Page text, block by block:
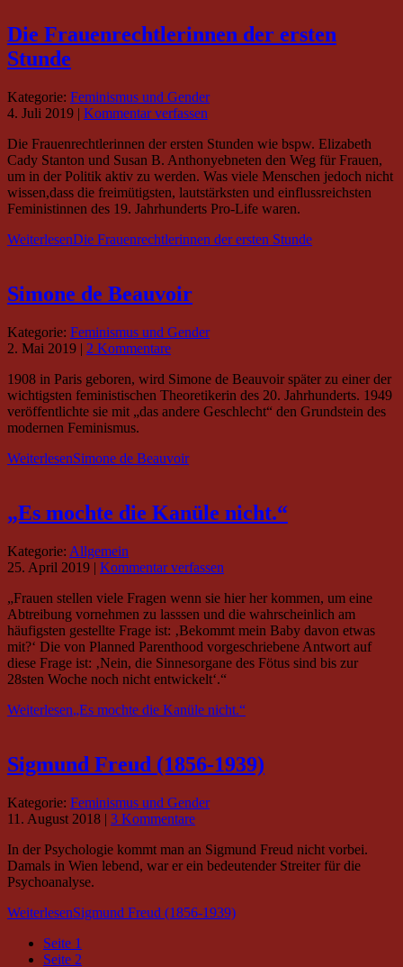
Die Frauenrechtlerinnen der ersten
Stunde
Kategorie: Feminismus und Gender
4. Juli 2019 | Kommentar verfassen
Die Frauenrechtlerinnen der ersten Stunden wie bspw. Elizabeth
Cady Stanton und Susan B. Anthonyebneten den Weg für Frauen,
um in der Politik aktiv zu werden. Was viele Menschen jedoch nicht
wissen,dass die freimütigsten, lautstärksten und einflussreichsten
Feministinnen des 19. Jahrhunderts Pro-Life waren.
WeiterlesenDie Frauenrechtlerinnen der ersten Stunde
Simone de Beauvoir
Kategorie: Feminismus und Gender
2. Mai 2019 | 2 Kommentare
1908 in Paris geboren, wird Simone de Beauvoir später zu einer der
wichtigsten feministischen Theoretikerin des 20. Jahrhunderts. 1949
veröffentlichte sie mit „das andere Geschlecht“ den Grundstein des
modernen Feminismus.
WeiterlesenSimone de Beauvoir
„Es mochte die Kanüle nicht.“
Kategorie: Allgemein
25. April 2019 | Kommentar verfassen
„Frauen stellen viele Fragen wenn sie hier her kommen, um eine
Abtreibung vornehmen zu lasssen und die wahrscheinlich am
häufigsten gestellte Frage ist: ‚Bekommt mein Baby davon etwas
mit?‘ Die von Planned Parenthood vorgeschriebene Antwort auf
diese Frage ist: ‚Nein, die Sinnesorgane des Fötus sind bis zur
28sten Woche noch nicht entwickelt‘.“
Weiterlesen„Es mochte die Kanüle nicht.“
Sigmund Freud (1856-1939)
Kategorie: Feminismus und Gender
11. August 2018 | 3 Kommentare
In der Psychologie kommt man an Sigmund Freud nicht vorbei.
Damals in Wien lebend, war er ein bedeutender Streiter für die
Psychoanalyse.
WeiterlesenSigmund Freud (1856-1939)
Seite 1
Seite 2